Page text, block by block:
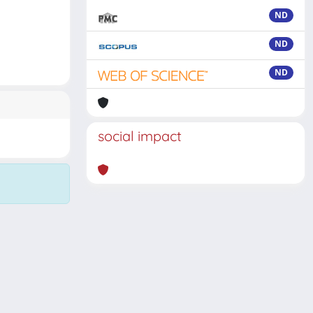
ND
ND
ND
social impact